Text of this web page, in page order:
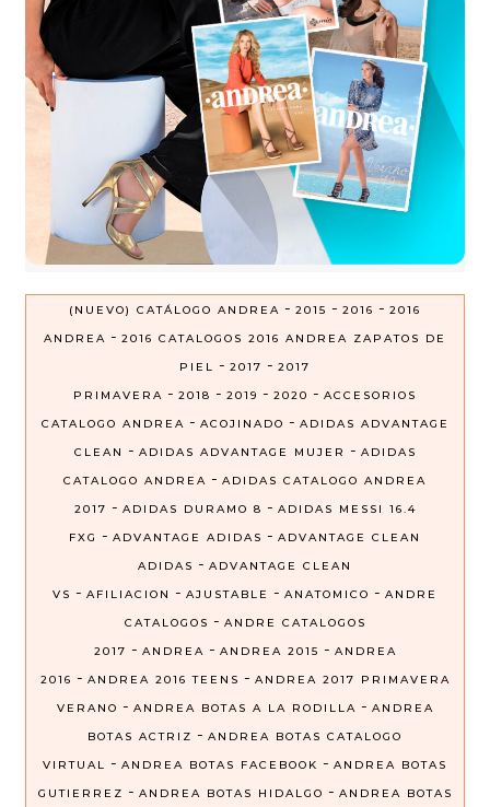
(NUEVO) CATÁLOGO ANDREA - 2015 - 2016 - 2016
ANDREA - 2016 CATALOGOS 2016 ANDREA ZAPATOS DE
PIEL
- 2017 - 2017
PRIMAVERA - 2018 - 2019 - 2020 - ACCESORIOS
CATALOGO ANDREA - ACOJINADO - ADIDAS ADVANTAGE
CLEAN
- ADIDAS ADVANTAGE MUJER - ADIDAS
CATALOGO ANDREA - ADIDAS CATALOGO ANDREA
2017 - ADIDAS DURAMO 8 - ADIDAS MESSI 16.4
FXG
- ADVANTAGE ADIDAS - ADVANTAGE CLEAN
ADIDAS - ADVANTAGE CLEAN
VS - AFILIACION - AJUSTABLE - ANATOMICO - ANDRE
CATALOGOS - ANDRE CATALOGOS
2017 - ANDREA - ANDREA 2015 - ANDREA
2016 - ANDREA 2016 TEENS - ANDREA 2017 PRIMAVERA
VERANO - ANDREA BOTAS A LA RODILLA - ANDREA
BOTAS ACTRIZ - ANDREA BOTAS CATALOGO
VIRTUAL
- ANDREA BOTAS FACEBOOK - ANDREA BOTAS
GUTIERREZ - ANDREA BOTAS HIDALGO - ANDREA BOTAS